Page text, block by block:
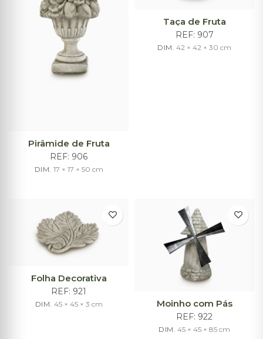
Pirâmide de Fruta
REF: 906
DIM. 17 × 17 × 50 cm
Taça de Fruta
REF: 907
DIM. 42 × 42 × 30 cm
Folha Decorativa
REF: 921
DIM. 45 × 45 × 3 cm Moinho com Pás
REF: 922
DIM. 45 × 45 × 85 cm